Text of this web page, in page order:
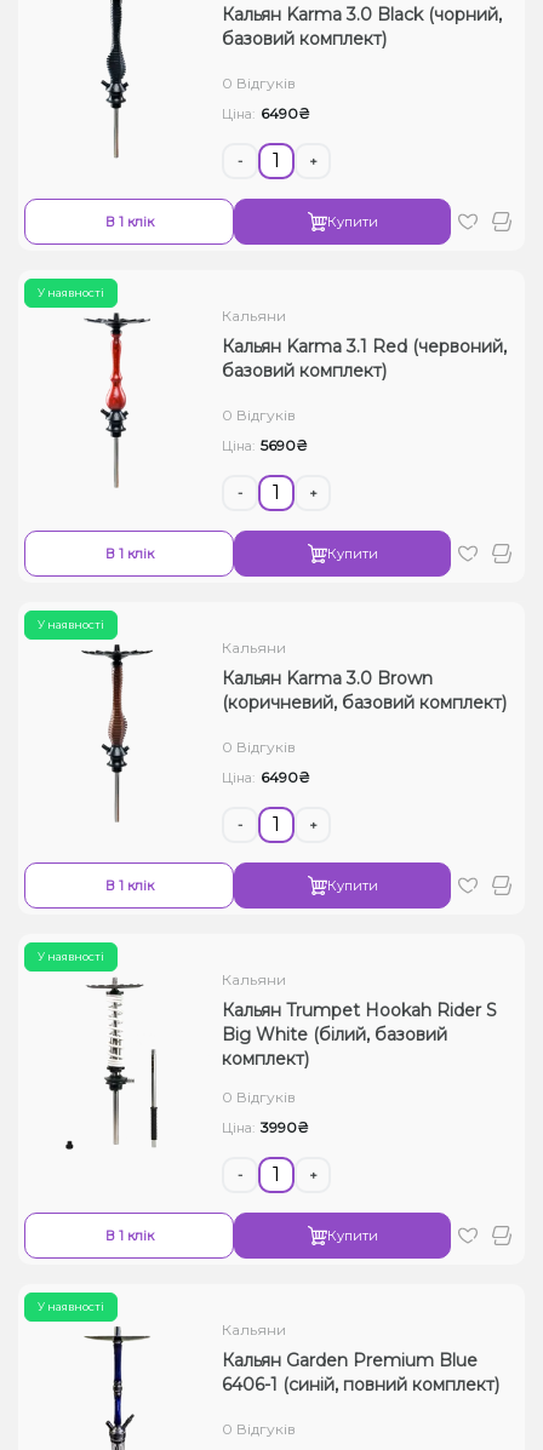
Кальян Karma 3.0 Black (чорний,
базовий комплект)
0 Відгуків
Ціна: 6490₴
- +
В 1 клік Купити
У наявності
Кальяни
Кальян Karma 3.1 Red (червоний,
базовий комплект)
0 Відгуків
Ціна: 5690₴
- +
В 1 клік Купити
У наявності
Кальяни
Кальян Karma 3.0 Brown
(коричневий, базовий комплект)
0 Відгуків
Ціна: 6490₴
- +
В 1 клік Купити
У наявності
Кальяни
Кальян Trumpet Hookah Rider S
Big White (білий, базовий
комплект)
0 Відгуків
Ціна: 3990₴
- +
В 1 клік Купити
У наявності
Кальяни
Кальян Garden Premium Blue
6406-1 (синій, повний комплект)
0 Відгуків